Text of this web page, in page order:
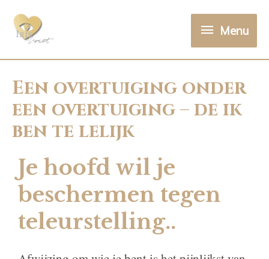
Menu
Een overtuiging onder
een overtuiging – de ik
ben te lelijk
Je hoofd wil je
beschermen tegen
teleurstelling..